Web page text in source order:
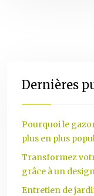
Dernières
Pourquoi le
plus en plus
Transformez
grâce à un
Entretien de